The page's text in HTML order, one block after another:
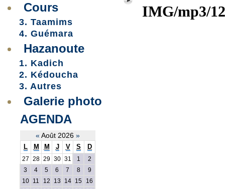
Cours
3. Taamims
4. Guémara
Hazanoute
1. Kadich
2. Kédoucha
3. Autres
Galerie photo
AGENDA
« Août 2026 »
L M M J V S D
27 28 29 30 31 1
2
3
4 5 6 7 8
9
10
11 12 13 14 15
16
IMG/mp3/